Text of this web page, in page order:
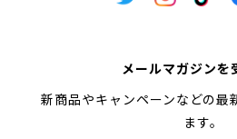
メールマガジンを
新商品やキャンペーンなどの最
ます。